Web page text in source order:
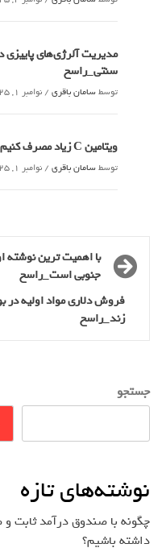
مدیریت آلرژی‌های پاییزی
سنتی_راسخ
توسطسامان باقری / نوامبر 1, 2025
ویتامین C زیاد مصرف کنیم سنگ کلیه می گیریم؟_راسخ
توسطسامان باقری / نوامبر 1, 2025
با اهمیت ترین
جنوبی است_راسخ
فروش دلاری مواد اولیه در
زند_راسخ
جستجو
نوشته‌های تازه
چگونه با صندوق درآمد ثابت
داشته باشیم؟